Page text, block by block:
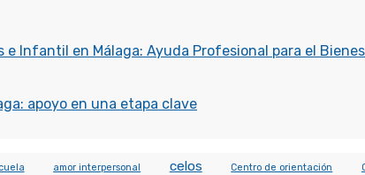
e Infantil en Málaga: Ayuda Profesional para el
apoyo en una etapa clave
amor interpersonal celos Centro de orientación